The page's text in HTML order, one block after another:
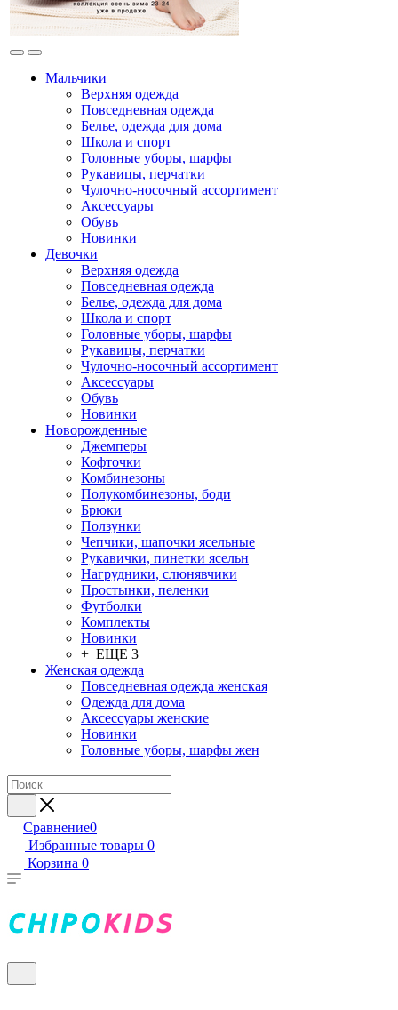
Мальчики
Верхняя одежда
Повседневная одежда
Белье, одежда для дома
Школа и спорт
Головные уборы, шарфы
Рукавицы, перчатки
Чулочно-носочный ассортимент
Аксессуары
Обувь
Новинки
Девочки
Верхняя одежда
Повседневная одежда
Белье, одежда для дома
Школа и спорт
Головные уборы, шарфы
Рукавицы, перчатки
Чулочно-носочный ассортимент
Аксессуары
Обувь
Новинки
Новорожденные
Джемперы
Кофточки
Комбинезоны
Полукомбинезоны, боди
Брюки
Ползунки
Чепчики, шапочки ясельные
Рукавички, пинетки ясельн
Нагрудники, слюнявчики
Простынки, пеленки
Футболки
Комплекты
Новинки
+ ЕЩЕ 3
Женская одежда
Повседневная одежда женская
Одежда для дома
Аксессуары женские
Новинки
Головные уборы, шарфы жен
Сравнение0
Избранные товары 0
Корзина 0